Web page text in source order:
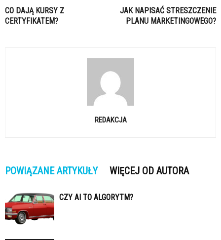
CO DAJĄ KURSY Z
CERTYFIKATEM?
JAK NAPISAĆ STRESZCZENIE
PLANU MARKETINGOWEGO?
REDAKCJA
POWIĄZANE ARTYKUŁY WIĘCEJ OD AUTORA
CZY AI TO ALGORYTM?